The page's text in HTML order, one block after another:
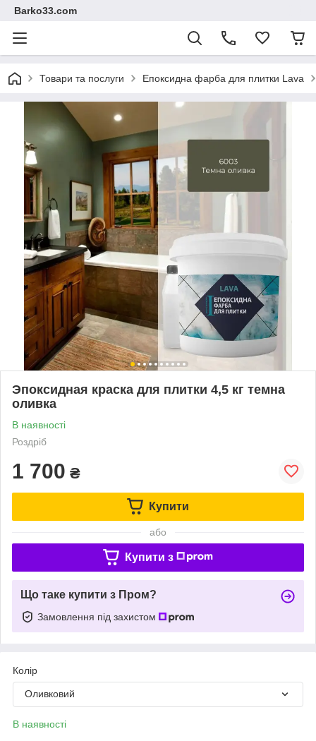
Barko33.com
Товари та послуги Епоксидна фарба для плитки Lava
Эпоксидная краска для плитки 4,5 кг темна
оливка
В наявності
Роздріб
1 700 ₴
Купити
або
Купити з
Що таке купити з Пром?
Замовлення під захистом
Колір
Оливковий
В наявності